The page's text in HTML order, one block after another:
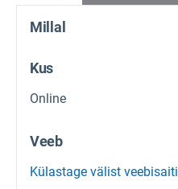
Millal
Kus
Online
Veeb
Külastage välist veebisaiti